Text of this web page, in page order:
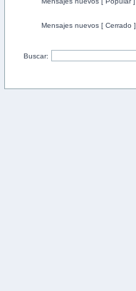
Mensajes nuevos [ Cerrado ]
Buscar: